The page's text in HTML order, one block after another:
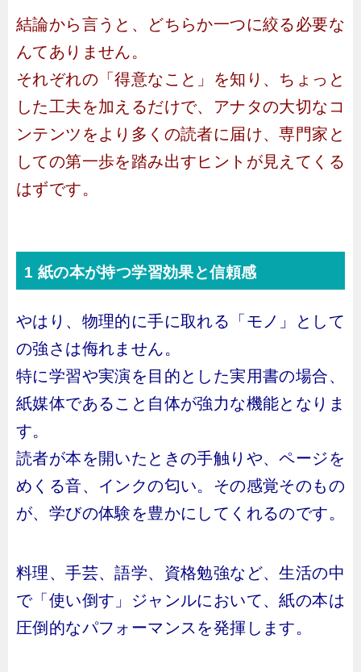
結論から言うと、どちらか一つに絞る必要な
んてありません。
それぞれの「得意なこと」を知り、ちょっと
した工夫を加えるだけで、アナタの大切なコ
ンテンツをより多くの読者に届け、専門家と
しての第一歩を踏み出すヒントが見えてくる
はずです。
1 紙の本が持つ学習効果と信頼感
やはり、物理的に手に取れる「モノ」として
の強さは侮れません。
特に学習や実演を目的とした実用書の場合、
紙媒体であること自体が強力な機能となりま
す。
読者が本を開いたときの手触りや、ページを
めくる音、インクの匂い。その感覚そのもの
が、学びの体験を豊かにしてくれるのです。
料理、手芸、語学、資格勉強など、生活の中
で「使い倒す」ジャンルにおいて、紙の本は
圧倒的なパフォーマンスを発揮します。